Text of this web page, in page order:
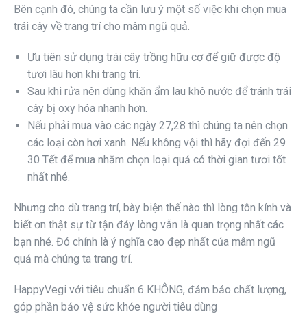
Bên cạnh đó, chúng ta cần lưu ý một số việc khi chọn mua
trái cây về trang trí cho mâm ngũ quả.
Ưu tiên sử dụng trái cây trồng hữu cơ để giữ được độ
tươi lâu hơn khi trang trí.
Sau khi rửa nên dùng khăn ẩm lau khô nước để tránh trái
cây bị oxy hóa nhanh hơn.
Nếu phải mua vào các ngày 27,28 thì chúng ta nên chọn
các loại còn hơi xanh. Nếu không vội thì hãy đợi đến 29
30 Tết để mua nhằm chọn loại quả có thời gian tươi tốt
nhất nhé.
Nhưng cho dù trang trí, bày biện thế nào thì lòng tôn kính và
biết ơn thật sự từ tận đáy lòng vẫn là quan trọng nhất các
bạn nhé. Đó chính là ý nghĩa cao đẹp nhất của mâm ngũ
quả mà chúng ta trang trí.
HappyVegi với tiêu chuẩn 6 KHÔNG, đảm bảo chất lượng,
góp phần bảo vệ sức khỏe người tiêu dùng